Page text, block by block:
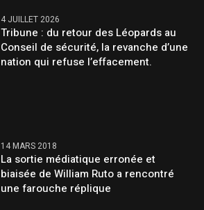
4 JUILLET 2026
Tribune : du retour des Léopards au
Conseil de sécurité, la revanche d’une
nation qui refuse l’effacement.
14 MARS 2018
La sortie médiatique erronée et
biaisée de William Ruto a rencontré
une farouche réplique